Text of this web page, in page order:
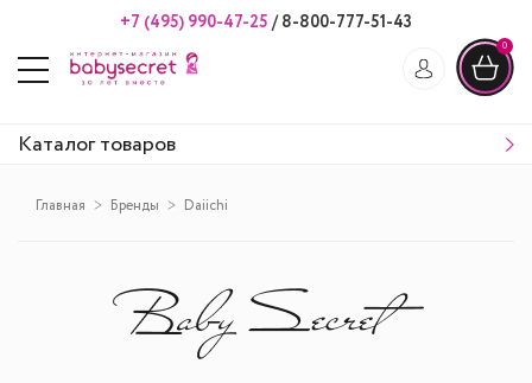
+7 (495) 990-47-25 /8-800-777-51-43
0
Каталог товаров
Главная Бренды Daiichi